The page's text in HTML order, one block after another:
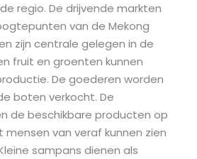
regio. De drijvende markten
van de Mekong
zijn centrale gelegen in de
fruit en groenten kunnen
De goederen worden
boten verkocht. De
de beschikbare producten op
van veraf kunnen zien
sampans dienen als